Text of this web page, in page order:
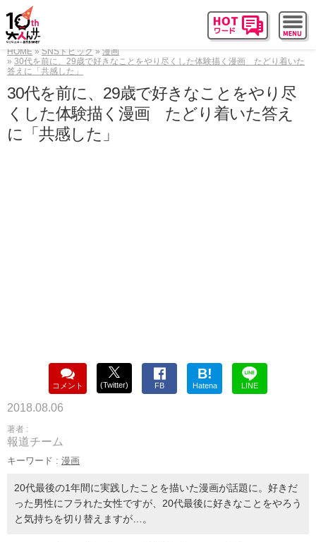
HOME SNSトピック
漫画
30代を前に、29歳で好きなことをやり尽くした体験描く漫画 たどり着いた
答えに「共感した」
30代を前に、29歳で好きなことをやり尽
くした体験描く漫画 たどり着いた答え
に「共感した」
コメント (Twitter) FB
B!
Hatena LINE
2018.08.06
著者 :
報道チーム
キーワード : 漫画
20代最後の1年間に実践したことを描いた漫画が話題に。好きだ
った男性にフラれた女性ですが、20代最後に好きなことをやろう
と気持ちを切り替えますが…。